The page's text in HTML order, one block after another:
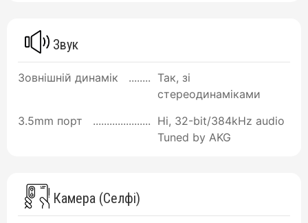
Звук
Зовнішній динамік
Так, зі
стереодинаміками
3.5mm порт
Ні, 32-bit/384kHz audio
Tuned by AKG
Камера (Селфі)